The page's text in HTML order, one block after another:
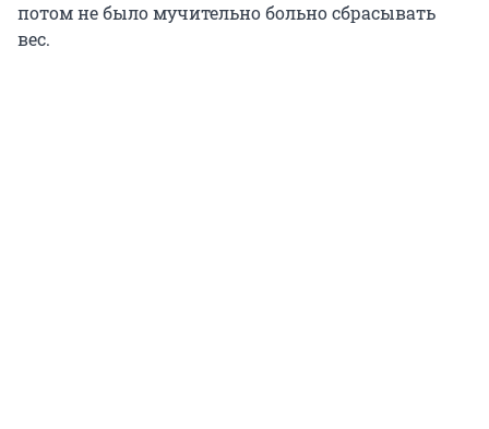
потом не было мучительно больно сбрасывать
вес.